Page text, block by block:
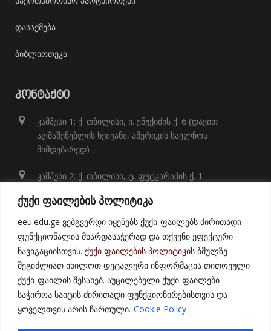
ქუქი ფაილების პოლიტიკა
eeu.edu.ge ვებგვერდი იყენებს ქუქი-ფაილებს ძირითადი
ფუნქციონალის მხარდასაჭერად და თქვენი ეფექტური
ნავიგაციისთვის. ქუქი ფაილების პოლიტიკის ბმულზე
შეგიძლიათ იხილოთ დეტალური ინფორმაცია თითოეული
ქუქი-ფაილის შესახებ. აუცილებელი ქუქი-ფაილები
საჭიროა საიტის ძირითადი ფუნქციონირებისთვის და
ყოველთვის არის ჩართული. Cookie Policy
დასაქმება
ბიბლიოთეკა
ᲙᲝᲜᲢᲐᲥᲢᲘ
კამპუსი 1: ქ. თბილისი, ი. ენუქიძის ქ. 6 (დავით
აღმაშენებლის ხეივანი, ამერიკის საელჩოს
მიმდებარედ)
კამპუსი 2: ქ. თბილისი, ტ. ფუტკარაძის ქ. 1
+995 32 248 01 41;
info@eeu.edu.ge